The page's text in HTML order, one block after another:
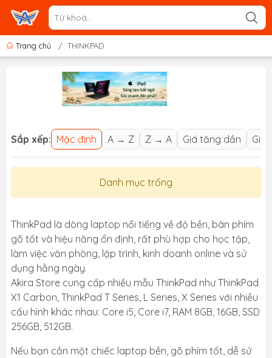
Trang chủ / THINKPAD
Sắp xếp: Mặc định A → Z Z → A Giá tăng dần Giá
Danh mục trống
ThinkPad là dòng laptop nổi tiếng về độ bền, bàn phím
gõ tốt và hiệu năng ổn định, rất phù hợp cho học tập,
làm việc văn phòng, lập trình, kinh doanh online và sử
dụng hằng ngày.
Akira Store cung cấp nhiều mẫu ThinkPad như ThinkPad
X1 Carbon, ThinkPad T Series, L Series, X Series với nhiều
cấu hình khác nhau: Core i5, Core i7, RAM 8GB, 16GB, SSD
256GB, 512GB.
Nếu bạn cần một chiếc laptop bền, gõ phím tốt, dễ sử